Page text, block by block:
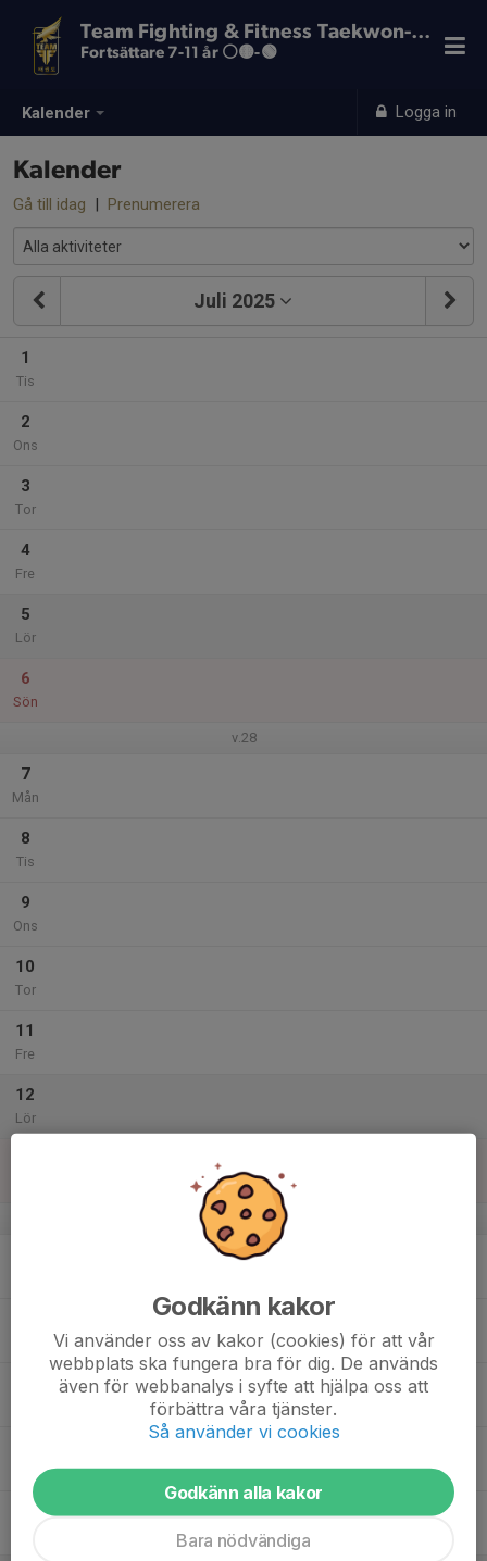
Kalender Logga in
Team Fighting & Fitness Taekwon-Do
Fortsättare 7-11 år ⚪️🟡-🟢
Kalender
Gå till idag | Prenumerera
Juli 2025
1
Tis
2
Ons
3
Tor
4
Fre
5
Lör
6
Sön
v.28
7
Mån
8
Tis
9
Ons
10
Tor
11
Fre
12
Lör
v.29
Godkänn kakor
Vi använder oss av kakor (cookies) för att vår
webbplats ska fungera bra för dig. De används
även för webbanalys i syfte att hjälpa oss att
förbättra våra tjänster.
Så använder vi cookies
Godkänn alla kakor
Bara nödvändiga